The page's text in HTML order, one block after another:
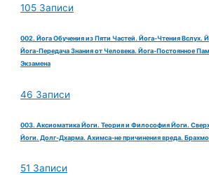
105 Записи
002. Йога Обучения из Пяти Частей. Йога-Чтения Вслух.
Йога-Передача Знания от Человека. Йога-Постоянное
Экзамена
46 Записи
003. Аксиоматика Йоги. Теория и Философия Йоги.
Йоги. Долг-Дхарма. Ахимса-не причинения вреда.
51 Записи